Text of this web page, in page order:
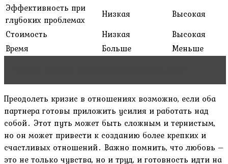
Эффективность при
глубоких проблемах
Низкая
Высокая
Стоимость
Низкая
Высокая
Время
Больше
Меньше
Преодолеть кризис в отношениях возможно, если оба
партнера готовы приложить усилия и работать над
собой․ Этот путь может быть сложным и тернистым,
но он может привести к созданию более крепких и
счастливых отношений․ Важно помнить, что любовь –
это не только чувства, но и труд, и готовность идти на